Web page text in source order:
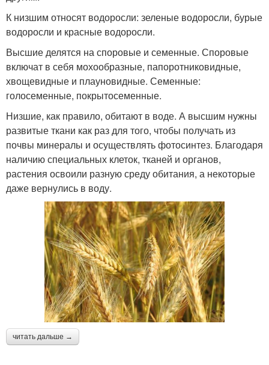
К низшим относят водоросли: зеленые водоросли, бурые
водоросли и красные водоросли.
Высшие делятся на споровые и семенные. Споровые
включат в себя мохообразные, папоротниковидные,
хвощевидные и плауновидные. Семенные:
голосеменные, покрытосеменные.
Низшие, как правило, обитают в воде. А высшим нужны
развитые ткани как раз для того, чтобы получать из
почвы минералы и осуществлять фотосинтез. Благодаря
наличию специальных клеток, тканей и органов,
растения освоили разную среду обитания, а некоторые
даже вернулись в воду.
читать дальше →